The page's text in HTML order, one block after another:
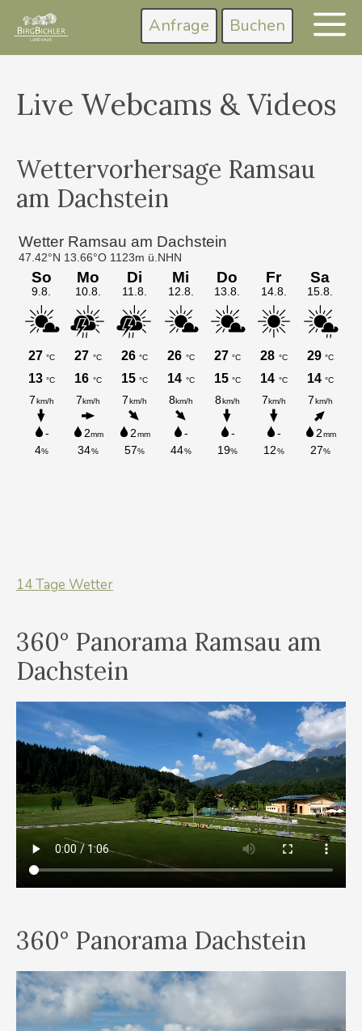
Inhalt
Anfrage Buchen
Live Webcams & Videos
Wettervorhersage Ramsau
am Dachstein
14 Tage Wetter
360° Panorama Ramsau am
Dachstein
360° Panorama Dachstein